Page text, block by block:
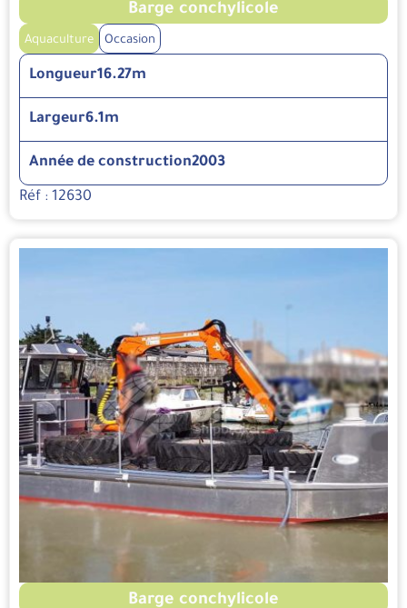
Barge conchylicole
Aquaculture Occasion
Longueur16.27m
Largeur6.1m
Année de construction2003
Réf : 12630
Barge conchylicole